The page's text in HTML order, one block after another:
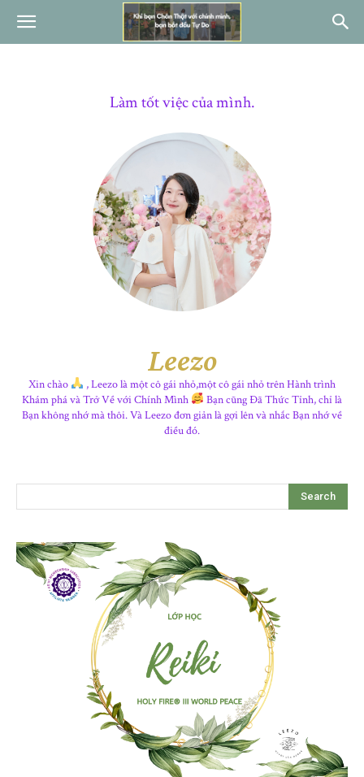
Làm tốt việc của mình.
Leezo
Xin chào
, Leezo là một cô gái nhỏ,một cô gái nhỏ trên Hành trình
Khám phá và Trở Về với Chính Mình
Bạn cũng Đã Thức Tỉnh, chỉ là
Bạn không nhớ mà thôi. Và Leezo đơn giản là gợi lên và nhắc Bạn nhớ về
điều đó.
Search